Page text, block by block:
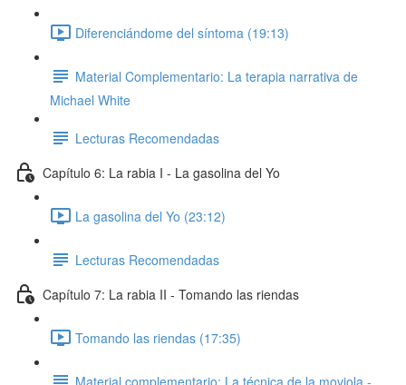
Diferenciándome del síntoma (19:13)
Material Complementario: La terapia narrativa de
Michael White
Lecturas Recomendadas
Capítulo 6: La rabia I - La gasolina del Yo
La gasolina del Yo (23:12)
Lecturas Recomendadas
Capítulo 7: La rabia II - Tomando las riendas
Tomando las riendas (17:35)
Material complementario: La técnica de la moviola -